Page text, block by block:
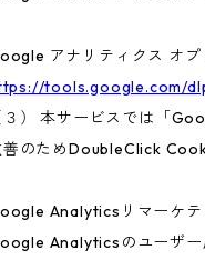
アナリティクス オプ
tools.google.com/
） 本サービスでは「
のためDoubleClick
Analyticsリマーケテ
Analyticsのユーザー